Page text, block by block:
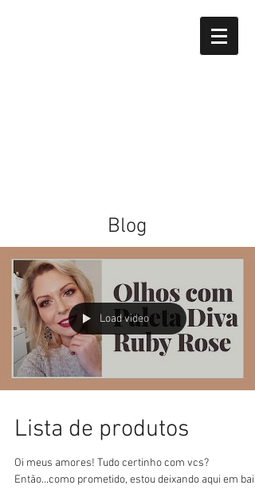
Blog
Load video
Lista de produtos
Oi meus amores! Tudo certinho com vcs?
Então...como prometido, estou deixando aqui em